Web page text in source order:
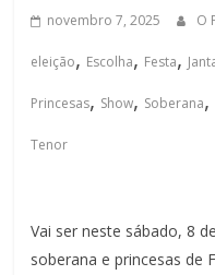
novembro 7, 2025 O
eleição, Escolha, Festa,
Princesas, Show, Soberana,
Tenor
Vai ser neste sábado, 8
soberana e princesas de